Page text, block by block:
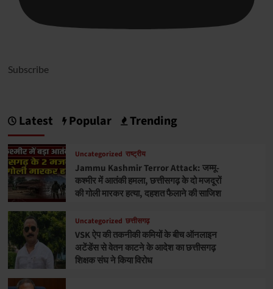
Subscribe
Latest Popular Trending
Uncategorized राष्ट्रीय
Jammu Kashmir Terror Attack: जम्मू-
कश्मीर में आतंकी हमला, छत्तीसगढ़ के दो मजदूरों
की गोली मारकर हत्या, दहशत फैलाने की साजिश
Uncategorized छत्तीसगढ़
VSK ऐप की तकनीकी कमियों के बीच ऑनलाइन
अटेंडेंस से वेतन काटने के आदेश का छत्तीसगढ़
शिक्षक संघ ने किया विरोध